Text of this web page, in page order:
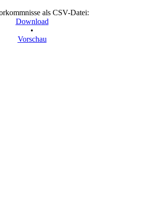
als CSV-Datei:
Download
•
Vorschau